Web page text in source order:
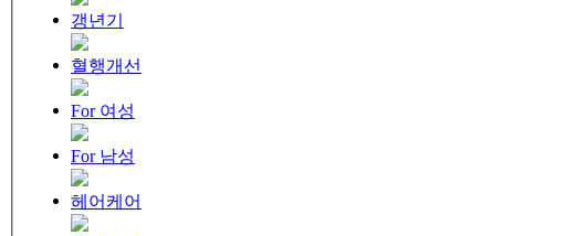
갱년기
혈행개선
For 여성
For 남성
헤어케어